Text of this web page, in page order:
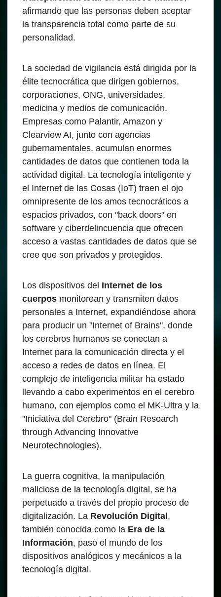
afirmando que las personas deben aceptar
la transparencia total como parte de su
personalidad.
La sociedad de vigilancia está dirigida por la
élite tecnocrática que dirigen gobiernos,
corporaciones, ONG, universidades,
medicina y medios de comunicación.
Empresas como Palantir, Amazon y
Clearview AI, junto con agencias
gubernamentales, acumulan enormes
cantidades de datos que contienen toda la
actividad digital. La tecnología inteligente y
el Internet de las Cosas (IoT) traen el ojo
omnipresente de los amos tecnocráticos a
espacios privados, con "back doors" en
software y ciberdelincuencia que ofrecen
acceso a vastas cantidades de datos que se
cree que son privados y protegidos.
Los dispositivos del Internet de los
cuerpos monitorean y transmiten datos
personales a Internet, expandiéndose ahora
para producir un "Internet of Brains", donde
los cerebros humanos se conectan a
Internet para la comunicación directa y el
acceso a redes de datos en línea. El
complejo de inteligencia militar ha estado
llevando a cabo experimentos en el cerebro
humano, con ejemplos como el MK-Ultra y la
"Iniciativa del Cerebro" (Brain Research
through Advancing Innovative
Neurotechnologies).
La guerra cognitiva, la manipulación
maliciosa de la tecnología digital, se ha
perpetuado a través del propio proceso de
digitalización. La Revolución Digital ,
también conocida como la Era de la
Información, pasó el mundo de los
dispositivos analógicos y mecánicos a la
tecnología digital.